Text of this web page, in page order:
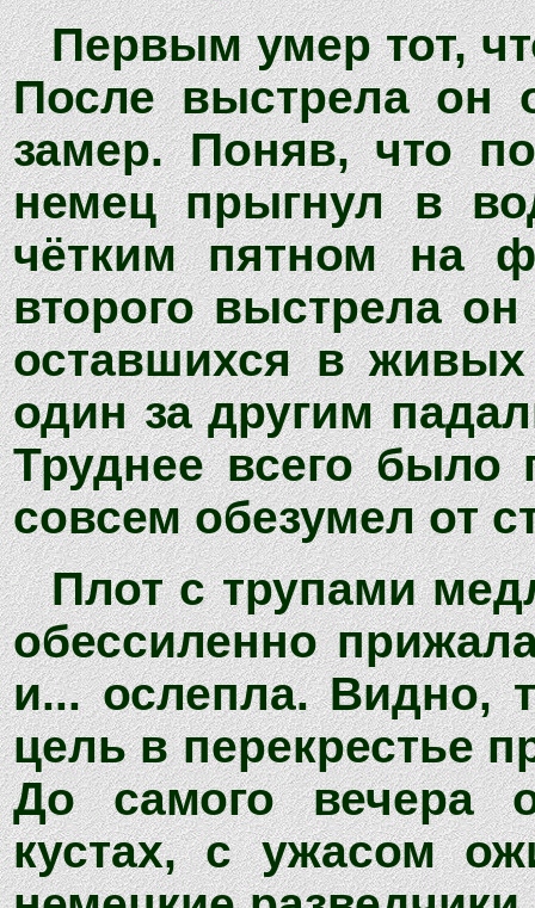
Первым умер тот,
После выстрела он
замер. Поняв, что
немец прыгнул в
чётким пятном на
второго выстрела
оставшихся в
один за другим
Труднее всего было
совсем обезумел от
Плот с трупами
обессиленно
и... ослепла. Видно,
цель в перекрестье
До самого вечера
кустах, с ужасом